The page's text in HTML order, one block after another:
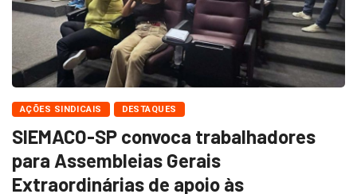
AÇÕES SINDICAIS DESTAQUES
SIEMACO-SP convoca trabalhadores
para Assembleias Gerais
Extraordinárias de apoio às